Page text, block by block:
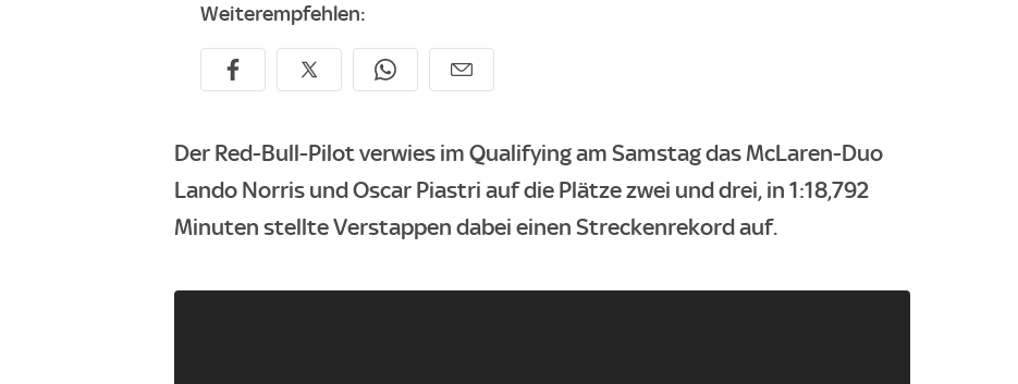
Weiterempfehlen:
Der Red-Bull-Pilot verwies im Qualifying am Samstag das McLaren-Duo
Lando Norris und Oscar Piastri auf die Plätze zwei und drei, in 1:18,792
Minuten stellte Verstappen dabei einen Streckenrekord auf.